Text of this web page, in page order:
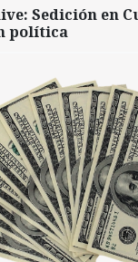
Sedición en
política